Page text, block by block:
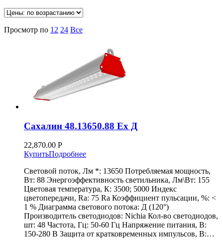
Просмотр по 12 24 Все
Сахалин 48.13650.88 Ex Д
22,870.00 Р
КупитьПодробнее
Световой поток, Лм *: 13650 Потребляемая мощность,
Вт: 88 Энергоэффективность светильника, Лм\Вт: 155
Цветовая температура, К: 3500; 5000 Индекс
цветопередачи, Ra: 75 Ra Коэффициент пульсации, %: <
1 % Диаграмма светового потока: Д (120°)
Производитель светодиодов: Nichia Кол-во светодиодов,
шт: 48 Частота, Гц: 50-60 Гц Напряжение питания, В:
150-280 В Защита от кратковременных импульсов, В:…